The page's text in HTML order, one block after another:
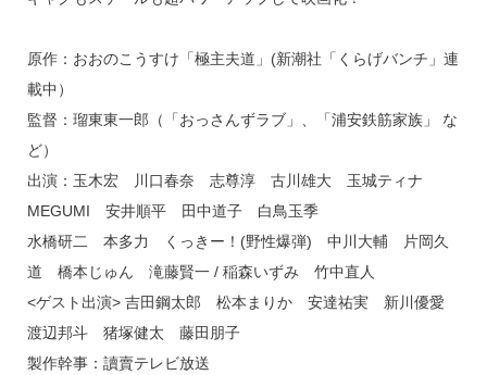
原作：おおのこうすけ「極主夫道」(新潮社「くらげバンチ」連
載中）
監督：瑠東東一郎（「おっさんずラブ」、「浦安鉄筋家族」 な
ど）
出演：玉木宏 川口春奈 志尊淳 古川雄大 玉城ティナ
MEGUMI 安井順平 田中道子 白鳥玉季
水橋研二 本多力 くっきー！(野性爆弾) 中川大輔 片岡久
道 橋本じゅん 滝藤賢一 / 稲森いずみ 竹中直人
<ゲスト出演> 吉田鋼太郎 松本まりか 安達祐実 新川優愛
渡辺邦斗 猪塚健太 藤田朋子
製作幹事：讀賣テレビ放送